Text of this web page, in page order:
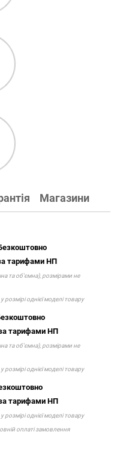
Магазини
тарифами НП
та об'ємна), розмірами не
однієї моделі товару
тарифами НП
та об'ємна), розмірами не
однієї моделі товару
тарифами НП
однієї моделі товару
оплаті замовлення